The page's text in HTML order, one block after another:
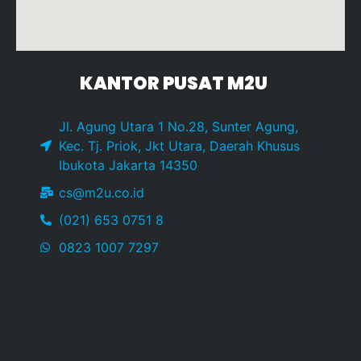
KANTOR PUSAT M2U
Jl. Agung Utara 1 No.28, Sunter Agung,
Kec. Tj. Priok, Jkt Utara, Daerah Khusus
Ibukota Jakarta 14350
cs@m2u.co.id
(021) 653 0751 8
0823 1007 7297